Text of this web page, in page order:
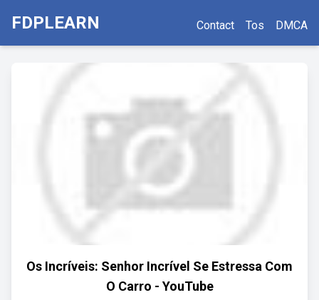
FDPLEARN Contact Tos DMCA
Os Incríveis: Senhor Incrível Se Estressa Com
O Carro - YouTube